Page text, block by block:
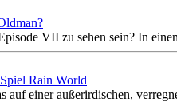
VII zu sehen sein? In
Rain World
auf einer außerirdischen,